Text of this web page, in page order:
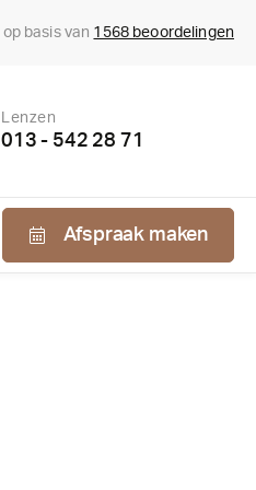
op basis van 1568 beoordelingen
Lenzen
013 - 542 28 71
Afspraak maken